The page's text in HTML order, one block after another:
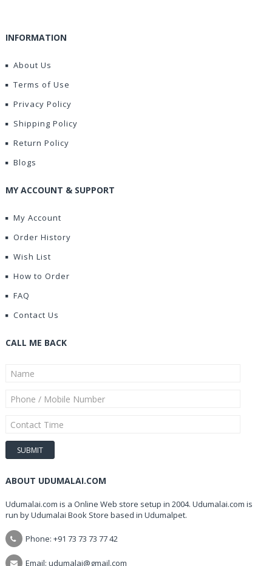
INFORMATION
About Us
Terms of Use
Privacy Policy
Shipping Policy
Return Policy
Blogs
MY ACCOUNT & SUPPORT
My Account
Order History
Wish List
How to Order
FAQ
Contact Us
CALL ME BACK
ABOUT UDUMALAI.COM
Udumalai.com is a Online Web store setup in 2004. Udumalai.com is
run by Udumalai Book Store based in Udumalpet.
Phone: +91 73 73 73 77 42
Email: udumalai@gmail.com